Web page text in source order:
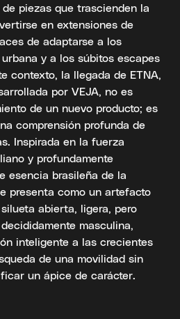
piezas que trascienden la
en extensiones de
de adaptarse a los
y a los súbitos escapes
contexto, la llegada de ETNA,
por VEJA, no es
de un nuevo producto; es
comprensión profunda de
Inspirada en la fuerza
y profundamente
esencia brasileña de la
presenta como un artefacto
abierta, ligera, pero
masculina,
inteligente a las crecientes
de una movilidad sin
un ápice de carácter.